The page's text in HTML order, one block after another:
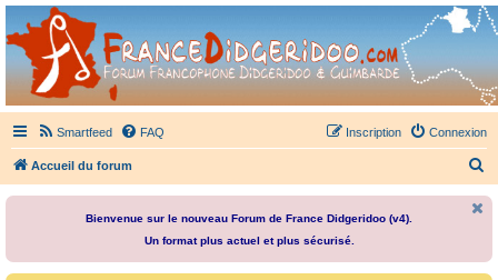
France Didgeridoo
Didgeridoo et Guimbarde sur France Didgeridoo - retrouvez la communauté.
Smartfeed FAQ Connexion
Inscription
Accueil du forum
e
Bienvenue sur le nouveau Forum de France Didgeridoo (v4).
Un format plus actuel et plus sécurisé.